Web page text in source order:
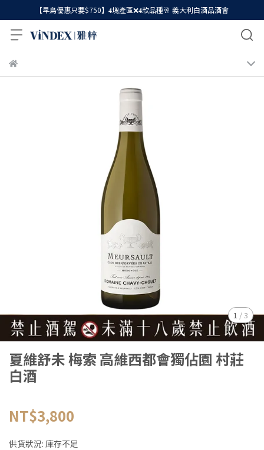
【早鳥優惠只要$750】𝟒塊產區❌𝟒款品種🥂 義大利白酒品酒會
1 /3
夏維舒未 梅索 高維西都會獨佔園 村莊
白酒
NT$3,800
供貨狀況: 庫存不足